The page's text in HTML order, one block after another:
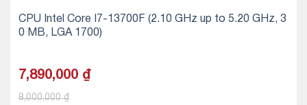
CPU Intel Core I7-13700F (2.10 GHz up to 5.20 GHz, 3
0 MB, LGA 1700)
7,890,000 ₫
8,000,000₫